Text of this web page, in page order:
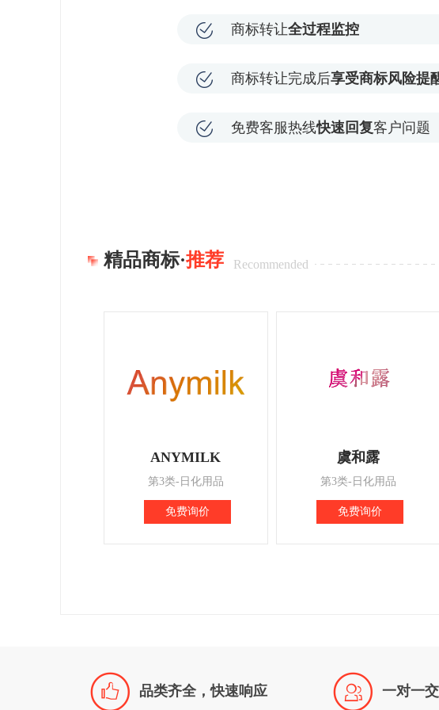
商标转让全过程监控
商标转让完成后享受商标风险提
免费客服热线快速回复客户问题
精品商标·推荐 Recommended
ANYMILK
第3类-日化用品
免费询价
虞和露
第3类-日化用品
免费询价
 品类齐全，快速响应  一对一